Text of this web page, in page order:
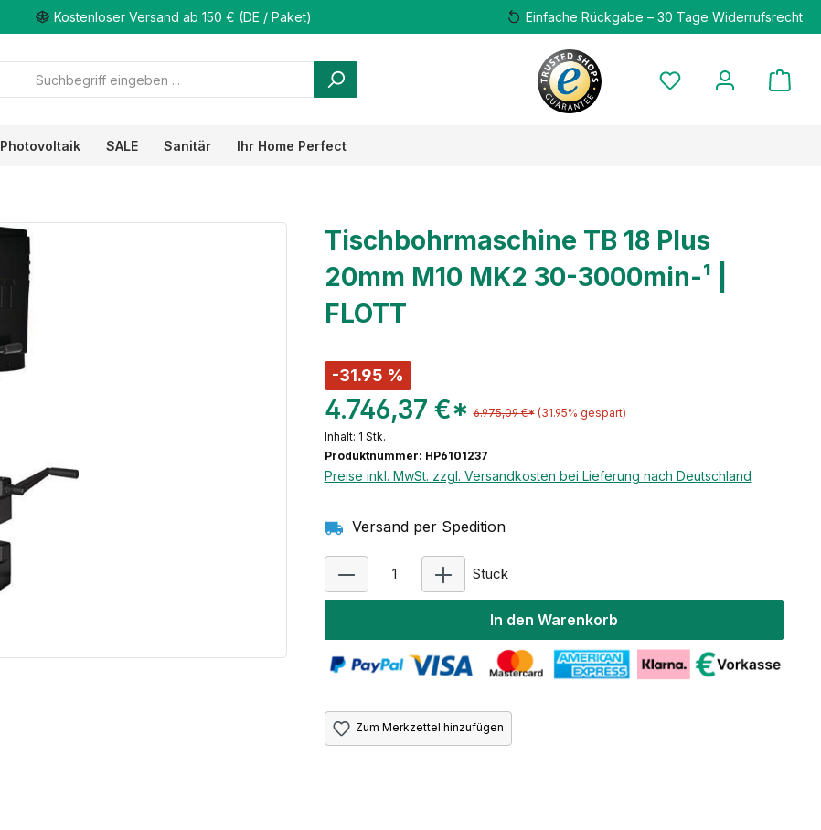
Kostenloser Versand ab 150 € (DE / Paket) Einfache Rückgabe – 30 Tage Widerrufsrecht
Photovoltaik SALE Sanitär Ihr Home Perfect
Tischbohrmaschine TB 18 Plus
20mm M10 MK2 30-3000min-¹ |
FLOTT
-31.95 %
4.746,37 €* 6.975,09 €* (31.95% gespart)
Inhalt: 1 Stk.
Produktnummer: HP6101237
Preise inkl. MwSt. zzgl. Versandkosten bei Lieferung nach Deutschland
Versand per Spedition
Stück
In den Warenkorb
Zum Merkzettel hinzufügen